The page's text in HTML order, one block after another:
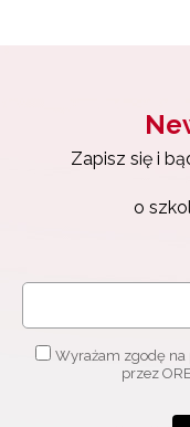
Zapisz się i
o
Wyrażam zgodę
przez